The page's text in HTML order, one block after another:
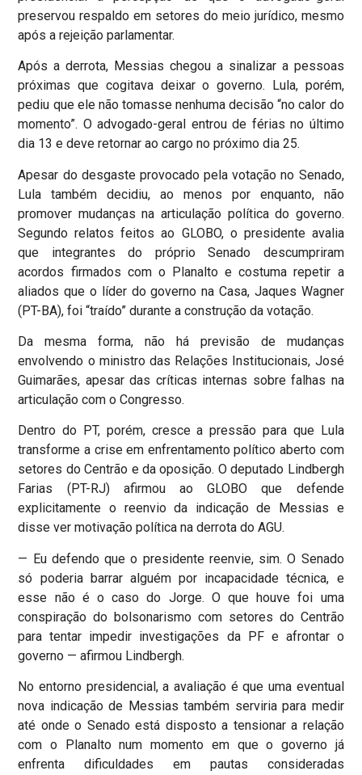
preservou respaldo em setores do meio jurídico, mesmo
após a rejeição parlamentar.
Após a derrota, Messias chegou a sinalizar a pessoas
próximas que cogitava deixar o governo. Lula, porém,
pediu que ele não tomasse nenhuma decisão “no calor do
momento”. O advogado-geral entrou de férias no último
dia 13 e deve retornar ao cargo no próximo dia 25.
Apesar do desgaste provocado pela votação no Senado,
Lula também decidiu, ao menos por enquanto, não
promover mudanças na articulação política do governo.
Segundo relatos feitos ao GLOBO, o presidente avalia
que integrantes do próprio Senado descumpriram
acordos firmados com o Planalto e costuma repetir a
aliados que o líder do governo na Casa, Jaques Wagner
(PT-BA), foi “traído” durante a construção da votação.
Da mesma forma, não há previsão de mudanças
envolvendo o ministro das Relações Institucionais, José
Guimarães, apesar das críticas internas sobre falhas na
articulação com o Congresso.
Dentro do PT, porém, cresce a pressão para que Lula
transforme a crise em enfrentamento político aberto com
setores do Centrão e da oposição. O deputado Lindbergh
Farias (PT-RJ) afirmou ao GLOBO que defende
explicitamente o reenvio da indicação de Messias e
disse ver motivação política na derrota do AGU.
— Eu defendo que o presidente reenvie, sim. O Senado
só poderia barrar alguém por incapacidade técnica, e
esse não é o caso do Jorge. O que houve foi uma
conspiração do bolsonarismo com setores do Centrão
para tentar impedir investigações da PF e afrontar o
governo — afirmou Lindbergh.
No entorno presidencial, a avaliação é que uma eventual
nova indicação de Messias também serviria para medir
até onde o Senado está disposto a tensionar a relação
com o Planalto num momento em que o governo já
enfrenta dificuldades em pautas consideradas